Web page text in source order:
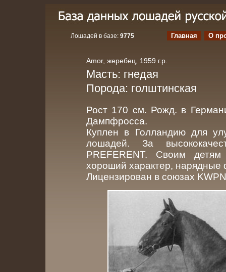
Лошадей в базе: 9775 Главная О
Amor, жеребец, 1959 г.р.
Масть: гнедая
Порода: голштинская
Рост 170 см. Рожд. в
Дампфросса.
Куплен в Голландию для
лошадей. За
PREFERENT. Своим
хороший характер,
Лицензирован в союзах